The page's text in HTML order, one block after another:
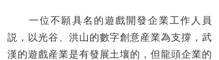
一位不願具名的遊戲開發企業工作人員
説，以光谷、洪山的數字創意産業為支撐，武
漢的遊戲産業是有發展土壤的，但龍頭企業的